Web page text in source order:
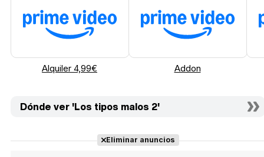
Alquiler 4,99€ Addon
Dónde ver 'Los tipos malos 2'
Eliminar anuncios